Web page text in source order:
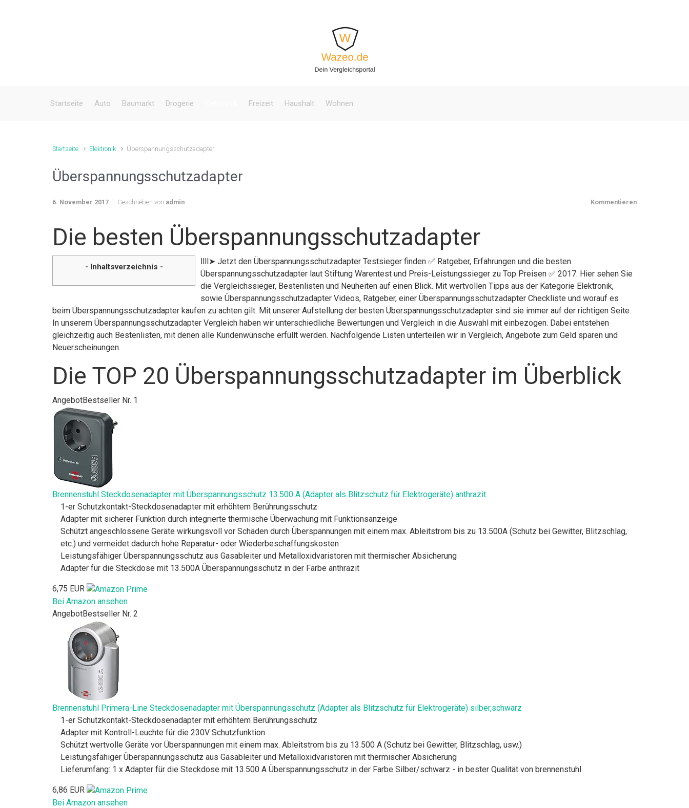
Startseite Auto Baumarkt Drogerie Freizeit Haushalt Wohnen
Startseite Elektronik Überspannungsschutzadapter
Überspannungsschutzadapter
6. November 2017 Geschrieben von admin Kommentieren
Die besten Überspannungsschutzadapter
- Inhaltsverzeichnis -
llll➤ Jetzt den Überspannungsschutzadapter Testsieger finden ✅ Ratgeber, Erfahrungen und die besten
Überspannungsschutzadapter laut Stiftung Warentest und Preis-Leistungssieger zu Top Preisen ✅ 2017. Hier sehen Sie
die Vergleichssieger, Bestenlisten und Neuheiten auf einen Blick. Mit wertvollen Tipps aus der Kategorie Elektronik,
sowie Überspannungsschutzadapter Videos, Ratgeber, einer Überspannungsschutzadapter Checkliste und worauf es
beim Überspannungsschutzadapter kaufen zu achten gilt. Mit unserer Aufstellung der besten Überspannungsschutzadapter sind sie immer auf der richtigen Seite.
In unserem Überspannungsschutzadapter Vergleich haben wir unterschiedliche Bewertungen und Vergleich in die Auswahl mit einbezogen. Dabei entstehen
gleichzeitig auch Bestenlisten, mit denen alle Kundenwünsche erfüllt werden. Nachfolgende Listen unterteilen wir in Vergleich, Angebote zum Geld sparen und
Neuerscheinungen.
Die TOP 20 Überspannungsschutzadapter im Überblick
AngebotBestseller Nr. 1
Brennenstuhl Steckdosenadapter mit Überspannungsschutz 13.500 A (Adapter als Blitzschutz für Elektrogeräte) anthrazit
1-er Schutzkontakt-Steckdosenadapter mit erhöhtem Berührungsschutz
Adapter mit sicherer Funktion durch integrierte thermische Überwachung mit Funktionsanzeige
Schützt angeschlossene Geräte wirkungsvoll vor Schäden durch Überspannungen mit einem max. Ableitstrom bis zu 13.500A (Schutz bei Gewitter, Blitzschlag,
etc.) und vermeidet dadurch hohe Reparatur- oder Wiederbeschaffungskosten
Leistungsfähiger Überspannungsschutz aus Gasableiter und Metalloxidvaristoren mit thermischer Absicherung
Adapter für die Steckdose mit 13.500A Überspannungsschutz in der Farbe anthrazit
6,75 EUR
Bei Amazon ansehen
AngebotBestseller Nr. 2
Brennenstuhl Primera-Line Steckdosenadapter mit Überspannungsschutz (Adapter als Blitzschutz für Elektrogeräte) silber,schwarz
1-er Schutzkontakt-Steckdosenadapter mit erhöhtem Berührungsschutz
Adapter mit Kontroll-Leuchte für die 230V Schutzfunktion
Schützt wertvolle Geräte vor Überspannungen mit einem max. Ableitstrom bis zu 13.500 A (Schutz bei Gewitter, Blitzschlag, usw.)
Leistungsfähiger Überspannungsschutz aus Gasableiter und Metalloxidvaristoren mit thermischer Absicherung
Lieferumfang: 1 x Adapter für die Steckdose mit 13.500 A Überspannungsschutz in der Farbe Silber/schwarz - in bester Qualität von brennenstuhl
6,86 EUR
Bei Amazon ansehen